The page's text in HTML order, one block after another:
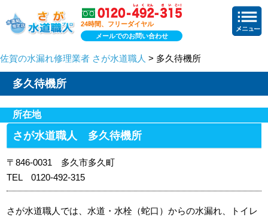
24時間、フリーダイヤル
メールでのお問い合わせ
佐賀の水漏れ修理業者 さが水道職人 > 多久待機所
多久待機所
所在地
さが水道職人 多久待機所
〒846-0031 多久市多久町
TEL 0120-492-315
さが水道職人では、水道・水栓（蛇口）からの水漏れ、トイレ